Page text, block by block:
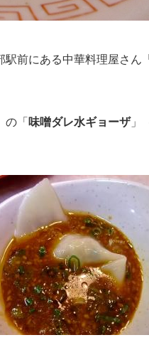
前にある中華料理屋さん「
の「 味噌ダレ水ギョーザ」